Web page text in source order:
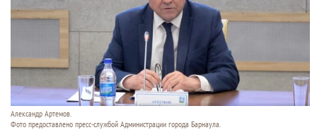
Александр Артемов.
Фото предоставлено пресс-службой Администрации города Барнаула.